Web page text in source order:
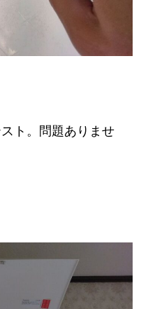
ト。問題ありませ